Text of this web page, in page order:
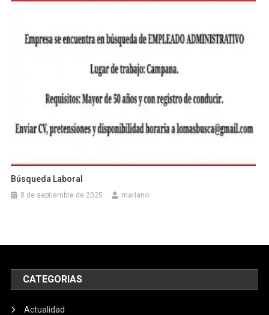
Búsqueda Laboral
8 de septiembre de 2025 mariano
CATEGORIAS
Actualidad